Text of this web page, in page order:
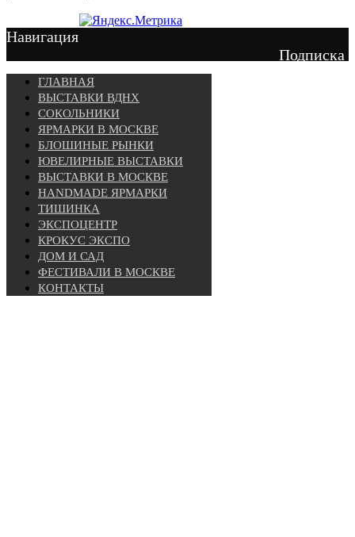
Навигация
Подписка
ГЛАВНАЯ
ВЫСТАВКИ ВДНХ
СОКОЛЬНИКИ
ЯРМАРКИ В МОСКВЕ
БЛОШИНЫЕ РЫНКИ
ЮВЕЛИРНЫЕ ВЫСТАВКИ
ВЫСТАВКИ В МОСКВЕ
HANDMADE ЯРМАРКИ
ТИШИНКА
ЭКСПОЦЕНТР
КРОКУС ЭКСПО
ДОМ И САД
ФЕСТИВАЛИ В МОСКВЕ
КОНТАКТЫ